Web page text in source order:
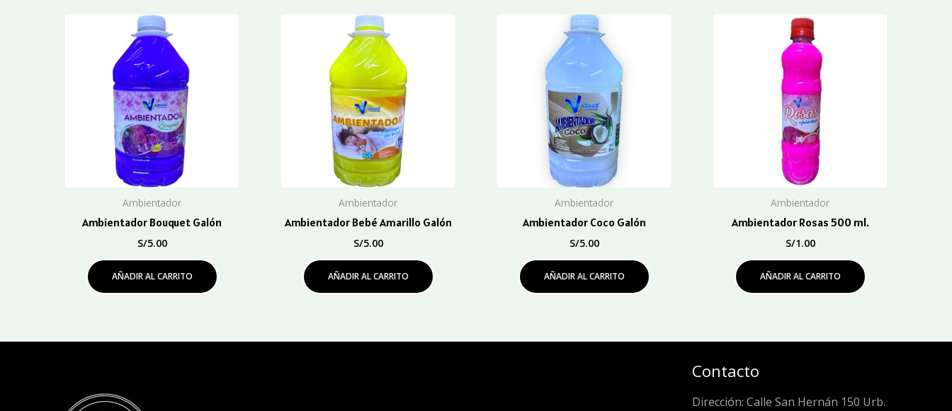
Ambientador
Ambientador Bouquet Galón
S/5.00
AÑADIR AL CARRITO
Ambientador
Ambientador Bebé Amarillo Galón
S/5.00
AÑADIR AL CARRITO
Ambientador
Ambientador Coco Galón
S/5.00
AÑADIR AL CARRITO
Ambientador
Ambientador Rosas 500 ml.
S/1.00
AÑADIR AL CARRITO
Contacto
Dirección: Calle San Hernán 150 Urb.